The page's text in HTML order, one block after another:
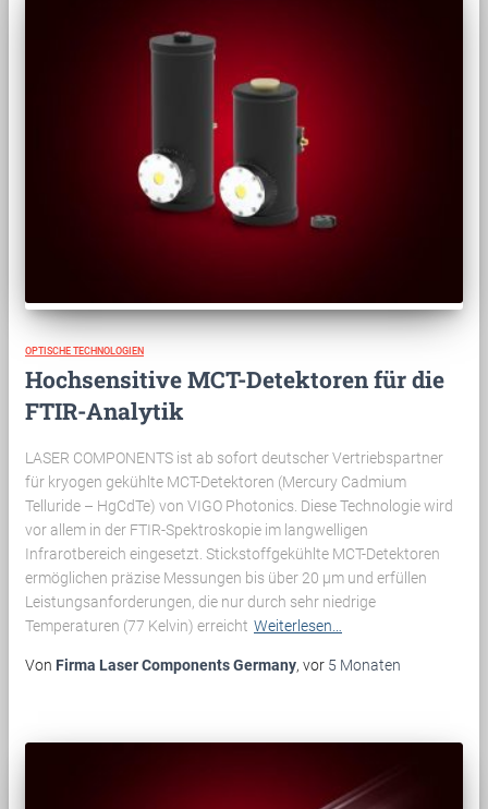
OPTISCHE TECHNOLOGIEN
Hochsensitive MCT-Detektoren für die
FTIR-Analytik
LASER COMPONENTS ist ab sofort deutscher Vertriebspartner
für kryogen gekühlte MCT-Detektoren (Mercury Cadmium
Telluride – HgCdTe) von VIGO Photonics. Diese Technologie wird
vor allem in der FTIR-Spektroskopie im langwelligen
Infrarotbereich eingesetzt. Stickstoffgekühlte MCT-Detektoren
ermöglichen präzise Messungen bis über 20 µm und erfüllen
Leistungsanforderungen, die nur durch sehr niedrige
Temperaturen (77 Kelvin) erreicht Weiterlesen…
Von Firma Laser Components Germany, vor 5 Monaten